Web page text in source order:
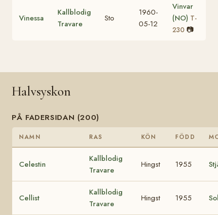
Vinessa
Kallblodig
Travare
Sto
1960-
05-12
Vinvar
(NO) T-
230 📷
Halvsyskon
PÅ FADERSIDAN (200)
NAMN RAS KÖN FÖDD
Celestin
Kallblodig
Travare
Hingst 1955
Cellist
Kallblodig
Travare
Hingst 1955